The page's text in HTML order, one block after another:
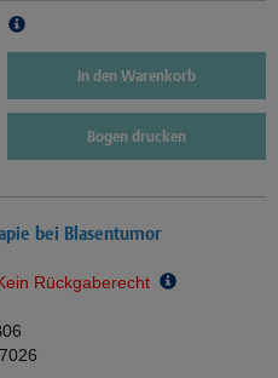
In den Warenkorb
Bogen drucken
bei Blasentumor
Rückgaberecht